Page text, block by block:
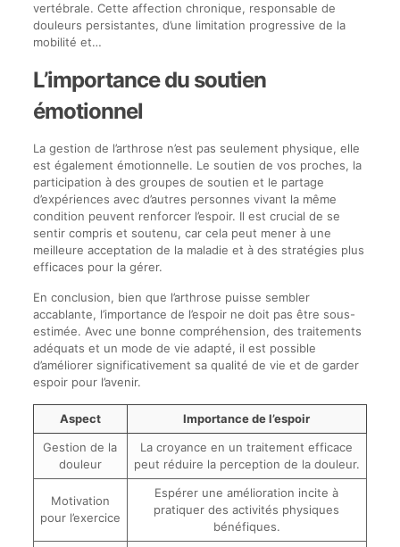
vertébrale. Cette affection chronique, responsable de
douleurs persistantes, d’une limitation progressive de la
mobilité et…
L’importance du soutien
émotionnel
La gestion de l’arthrose n’est pas seulement physique, elle
est également émotionnelle. Le soutien de vos proches, la
participation à des groupes de soutien et le partage
d’expériences avec d’autres personnes vivant la même
condition peuvent renforcer l’espoir. Il est crucial de se
sentir compris et soutenu, car cela peut mener à une
meilleure acceptation de la maladie et à des stratégies plus
efficaces pour la gérer.
En conclusion, bien que l’arthrose puisse sembler
accablante, l’importance de l’espoir ne doit pas être sous-
estimée. Avec une bonne compréhension, des traitements
adéquats et un mode de vie adapté, il est possible
d’améliorer significativement sa qualité de vie et de garder
espoir pour l’avenir.
Aspect
Importance de l’espoir
Gestion de la
douleur
La croyance en un traitement efficace
peut réduire la perception de la douleur.
Motivation
pour l’exercice
Espérer une amélioration incite à
pratiquer des activités physiques
bénéfiques.